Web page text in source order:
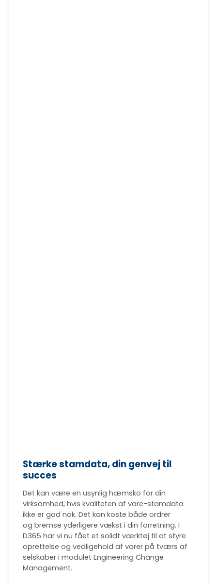
Stærke stamdata, din genvej til
succes
Det kan være en usynlig hæmsko for din
virksomhed, hvis kvaliteten af vare-stamdata
ikke er god nok. Det kan koste både ordrer
og bremse yderligere vækst i din forretning. I
D365 har vi nu fået et solidt værktøj til at styre
oprettelse og vedligehold af varer på tværs af
selskaber i modulet Engineering Change
Management.